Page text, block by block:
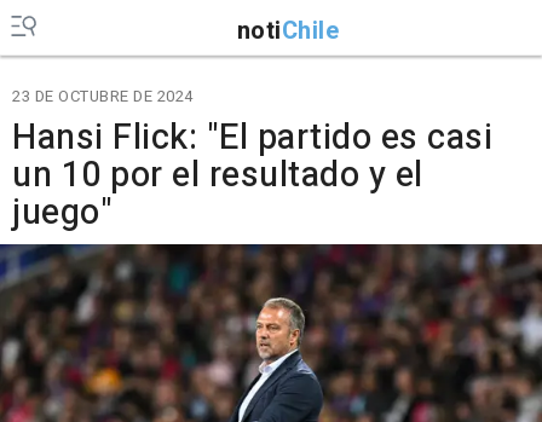
notiChile
23 DE OCTUBRE DE 2024
Hansi Flick: "El partido es casi
un 10 por el resultado y el
juego"